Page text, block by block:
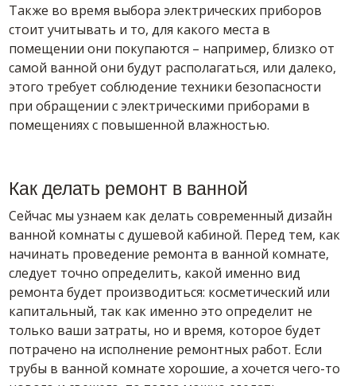
Также во время выбора электрических приборов
стоит учитывать и то, для какого места в
помещении они покупаются – например, близко от
самой ванной они будут располагаться, или далеко,
этого требует соблюдение техники безопасности
при обращении с электрическими приборами в
помещениях с повышенной влажностью.
Как делать ремонт в ванной
Сейчас мы узнаем как делать современный дизайн
ванной комнаты с душевой кабиной. Перед тем, как
начинать проведение ремонта в ванной комнате,
следует точно определить, какой именно вид
ремонта будет производиться: косметический или
капитальный, так как именно это определит не
только ваши затраты, но и время, которое будет
потрачено на исполнение ремонтных работ. Если
трубы в ванной комнате хорошие, а хочется чего-то